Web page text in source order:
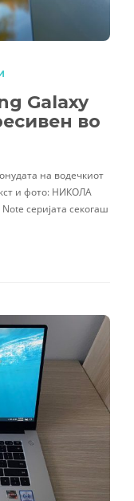
Galaxy
во
на водечкиот
и фото: НИКОЛА
серијата секогаш